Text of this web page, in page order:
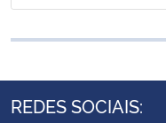
Ministério da Mulher, da
Secretaria-Geral
REDES SOCIAIS: